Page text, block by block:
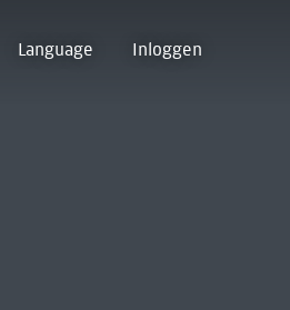
Language Inloggen